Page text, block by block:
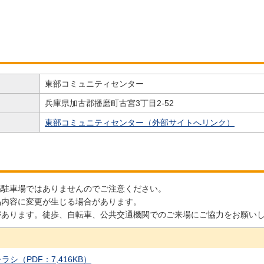
東部コミュニティセンター
兵庫県加古郡播磨町古宮3丁目2-52
東部コミュニティセンター（外部サイトへリンク）
車場ではありませんのでご注意ください。
容に変更が生じる場合があります。
ります。徒歩、自転車、公共交通機関でのご来場にご協力をお願い
シ（PDF：7,416KB）